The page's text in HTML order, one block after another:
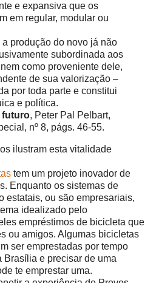
e expansiva que os
em regular, modular ou
produção do novo já não
subordinada aos
como proveniente dele,
de sua valorização –
por toda parte e constitui
e política.
futuro, Peter Pal Pelbart,
nº 8, págs. 46-55.
ilustram esta vitalidade
tem um projeto inovador de
Enquanto os sistemas de
estatais, ou são empresariais,
idealizado pelo
empréstimos de bicicleta que
ou amigos. Algumas bicicletas
ser emprestadas por tempo
Brasília e precisar de uma
te emprestar uma.